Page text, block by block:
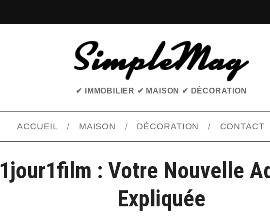
✔ IMMOBILIER ✔ MAISON ✔ DÉCORATION
ACCUEIL MAISON DÉCORATION CONTACT
1jour1film : Votre Nouvelle
Expliquée